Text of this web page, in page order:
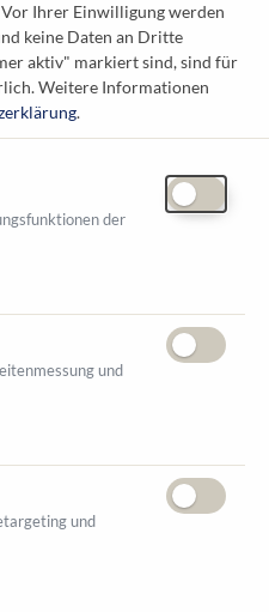
GmbH
Ihrer Einwilligung werden
keine Daten an Dritte
aktiv" markiert sind, sind für
Weitere Informationen
.
der
und
und